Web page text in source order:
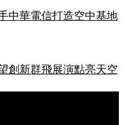
中華電信打造空中基地
創新群飛展演點亮天空